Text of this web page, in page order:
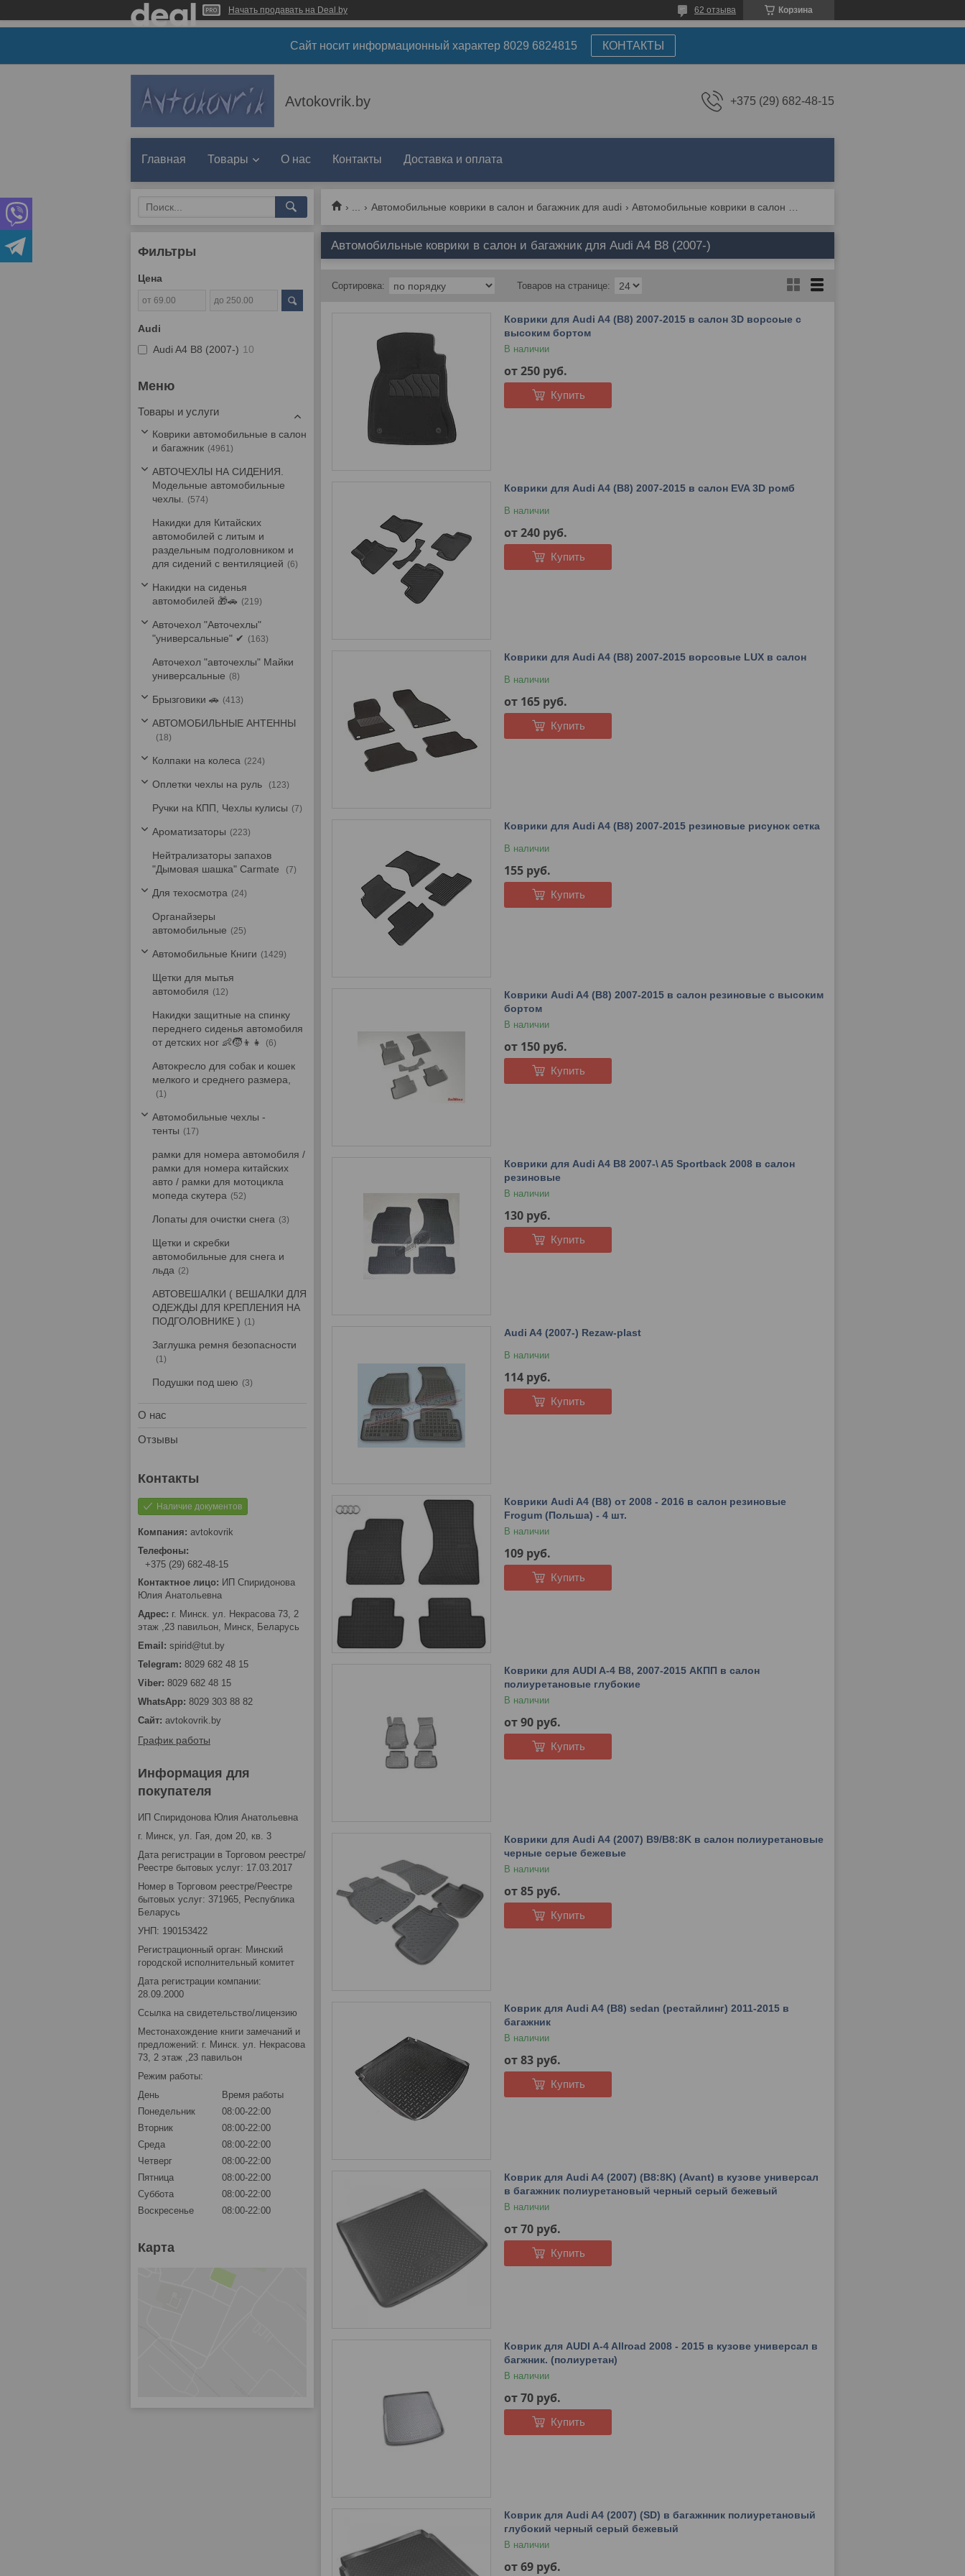
Начать продавать на Deal.by Корзина
62 отзыва
Сайт носит информационный характер 8029 6824815 КОНТАКТЫ
Avtokovrik.by +375 (29) 682-48-15
Главная Товары О нас Контакты Доставка и оплата
Автомобильные коврики в салон и багажник для audi
Автомобильные коврики в салон и багажник для Audi A4 B8 (2007-)
Коврики для Audi A4 (B8) 2007-2015 в салон 3D ворсоые с
высоким бортом
В наличии
от 250 руб.
Купить
Коврики для Audi A4 (B8) 2007-2015 в салон EVA 3D ромб
В наличии
от 240 руб.
Купить
Коврики для Audi A4 (B8) 2007-2015 ворсовые LUX в салон
В наличии
от 165 руб.
Купить
Коврики для Audi A4 (B8) 2007-2015 резиновые рисунок сетка
В наличии
155 руб.
Купить
Коврики Audi A4 (B8) 2007-2015 в салон резиновые с высоким
бортом
В наличии
от 150 руб.
Купить
Коврики для Audi A4 B8 2007-\ A5 Sportback 2008 в салон
резиновые
В наличии
130 руб.
Купить
Audi A4 (2007-) Rezaw-plast
В наличии
114 руб.
Купить
Коврики Audi A4 (B8) от 2008 - 2016 в салон резиновые
Frogum (Польша) - 4 шт.
В наличии
109 руб.
Купить
Коврики для AUDI A-4 B8, 2007-2015 АКПП в салон
полиуретановые глубокие
В наличии
от 90 руб.
Купить
Коврики для Audi A4 (2007) B9/B8:8K в салон полиуретановые
черные серые бежевые
В наличии
от 85 руб.
Купить
Коврик для Audi A4 (B8) sedan (рестайлинг) 2011-2015 в
багажник
В наличии
от 83 руб.
Купить
Коврик для Audi A4 (2007) (B8:8K) (Avant) в кузове универсал
в багажник полиуретановый черный серый бежевый
В наличии
от 70 руб.
Купить
Коврик для AUDI A-4 Allroad 2008 - 2015 в кузове универсал в
багжник. (полиуретан)
В наличии
от 70 руб.
Купить
Коврик для Audi A4 (2007) (SD) в багажнник полиуретановый
глубокий черный серый бежевый
В наличии
от 69 руб.
Фильтры
Цена
Audi
Audi A4 B8 (2007-) 10
Товары и услуги
Коврики автомобильные в салон
и багажник
4961
АВТОЧЕХЛЫ НА СИДЕНИЯ.
Модельные автомобильные
чехлы.
574
Накидки для Китайских
автомобилей с литым и
раздельным подголовником и
для сидений с вентиляцией
6
Накидки на сиденья
автомобилей 🎁🚗
219
Авточехол "Авточехлы"
"универсальные" ✔
163
Авточехол "авточехлы" Майки
универсальные
8
Брызговики 🚗 413
АВТОМОБИЛЬНЫЕ АНТЕННЫ
18
Колпаки на колеса 224
Оплетки чехлы на руль 123
Ручки на КПП, Чехлы кулисы 7
Ароматизаторы 223
Нейтрализаторы запахов
"Дымовая шашка" Carmate
7
Для техосмотра 24
Органайзеры
автомобильные
25
Автомобильные Книги 1429
Щетки для мытья
автомобиля
12
Накидки защитные на спинку
переднего сиденья автомобиля
от детских ног 👶🧒👦👧
6
Автокресло для собак и кошек
мелкого и среднего размера,
1
Автомобильные чехлы -
тенты
17
рамки для номера автомобиля /
рамки для номера китайских
авто / рамки для мотоцикла
мопеда скутера
52
Лопаты для очистки снега 3
Щетки и скребки
автомобильные для снега и
льда
2
АВТОВЕШАЛКИ ( ВЕШАЛКИ ДЛЯ
ОДЕЖДЫ ДЛЯ КРЕПЛЕНИЯ НА
ПОДГОЛОВНИКЕ )
1
Заглушка ремня безопасности
1
Подушки под шею 3
О нас
Отзывы
Наличие документов
avtokovrik
+375 (29) 682-48-15
ИП Спиридонова
Юлия Анатольевна
г. Минск. ул. Некрасова 73, 2
этаж ,23 павильон, Минск, Беларусь
spirid@tut.by
8029 682 48 15
8029 682 48 15
8029 303 88 82
avtokovrik.by
График работы
Информация для
покупателя
ИП Спиридонова Юлия Анатольевна
г. Минск, ул. Гая, дом 20, кв. 3
Дата регистрации в Торговом реестре/
Реестре бытовых услуг: 17.03.2017
Номер в Торговом реестре/Реестре
бытовых услуг: 371965, Республика
Беларусь
УНП: 190153422
Регистрационный орган: Минский
городской исполнительный комитет
Дата регистрации компании:
28.09.2000
Ссылка на свидетельство/лицензию
Местонахождение книги замечаний и
предложений: г. Минск. ул. Некрасова
73, 2 этаж ,23 павильон
Режим работы:
День
Время работы
Понедельник
08:00-22:00
Вторник
08:00-22:00
Среда
08:00-22:00
Четверг
08:00-22:00
Пятница
08:00-22:00
Суббота
08:00-22:00
Воскресенье
08:00-22:00
Карта